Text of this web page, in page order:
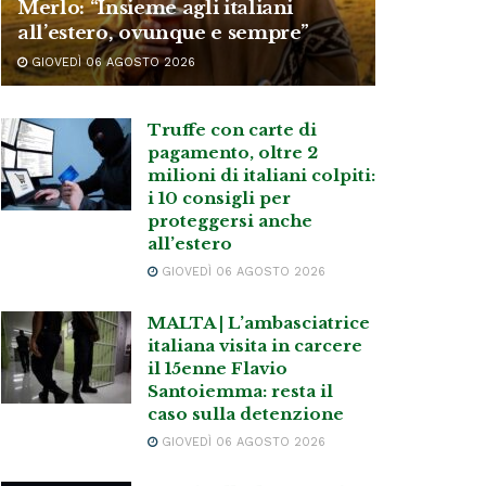
Merlo: “Insieme agli italiani
all’estero, ovunque e sempre”
GIOVEDÌ 06 AGOSTO 2026
Truffe con carte di
pagamento, oltre 2
milioni di italiani colpiti:
i 10 consigli per
proteggersi anche
all’estero
GIOVEDÌ 06 AGOSTO 2026
MALTA | L’ambasciatrice
italiana visita in carcere
il 15enne Flavio
Santoiemma: resta il
caso sulla detenzione
GIOVEDÌ 06 AGOSTO 2026